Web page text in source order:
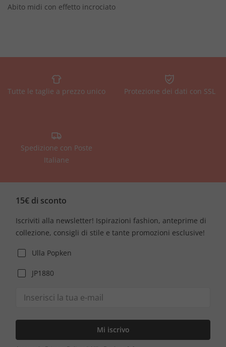
Abito midi con effetto incrociato
Tutte le taglie a prezzo unico Protezione dei dati con SSL
Spedizione con Poste
Italiane
15€ di sconto
Iscriviti alla newsletter! Ispirazioni fashion, anteprime di
collezione, consigli di stile e tante promozioni esclusive!
Ulla Popken
JP1880
Mi iscrivo